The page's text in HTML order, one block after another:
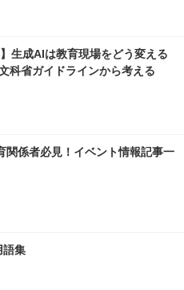
】生成AIは教育現場をどう変える
科省ガイドラインから考える
関係者必見！イベント情報記事一
語集